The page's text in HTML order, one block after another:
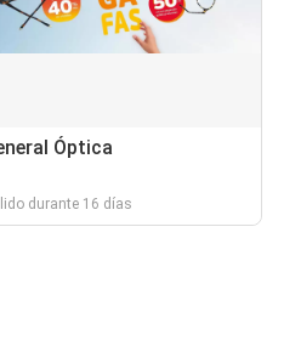
Óptica
durante 16 días